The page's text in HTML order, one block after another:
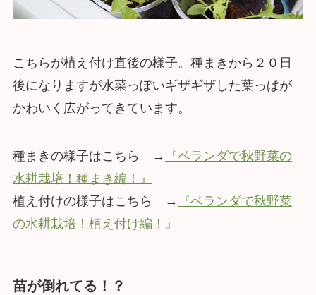
こちらが植え付け直後の様子。種まきから２０日
後になりますが水菜っぽいギザギザした葉っぱが
かわいく広がってきています。
種まきの様子はこちら →
『ベランダで秋野菜の
水耕栽培！種まき編！』
植え付けの様子はこちら →
『ベランダで秋野菜
の水耕栽培！植え付け編！』
苗が倒れてる！？